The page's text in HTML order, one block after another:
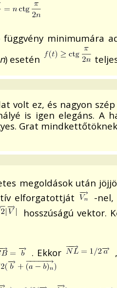
függvény minimumára
n) esetén
volt ez, és nagyon
is igen elegáns. A
Grat
megoldások után
elforgatottját
-nel,
hosszúságú vektor.
. Ekkor